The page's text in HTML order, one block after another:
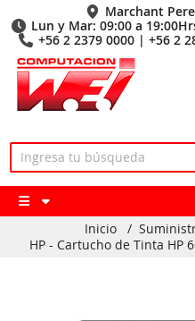
Marchant
Lun y Mar: 09:00 a
+56 2 2379 0000 | +56 2
Inicio /
HP - Cartucho de Tinta HP